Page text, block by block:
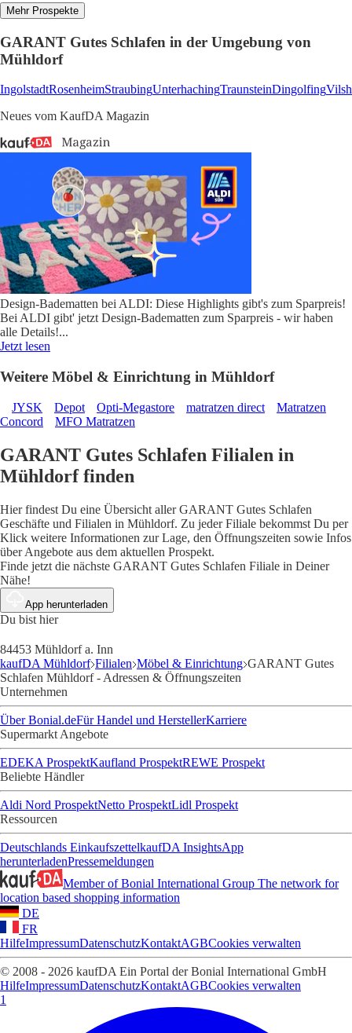
Mehr Prospekte
GARANT Gutes Schlafen in der Umgebung von
Mühldorf
IngolstadtRosenheimStraubingUnterhachingTraunsteinDingolfing
Neues vom KaufDA Magazin
Design-Badematten bei ALDI: Diese Highlights gibt's zum Sparpreis!
Bei ALDI gibt' jetzt Design-Badematten zum Sparpreis - wir haben
alle Details!...
Jetzt lesen
Weitere Möbel & Einrichtung in Mühldorf
JYSK Depot Opti-Megastore matratzen direct
Matratzen
Concord
MFO Matratzen
GARANT Gutes Schlafen Filialen in
Mühldorf finden
Hier findest Du eine Übersicht aller GARANT Gutes Schlafen
Geschäfte und Filialen in Mühldorf. Zu jeder Filiale bekommst Du per
Klick weitere Informationen zur Lage, den Öffnungszeiten sowie Infos
über Angebote aus dem aktuellen Prospekt.
Finde jetzt die nächste GARANT Gutes Schlafen Filiale in Deiner
Nähe!
App herunterladen
Du bist hier
84453 Mühldorf a. Inn
kaufDA Mühldorf Filialen Möbel & Einrichtung GARANT Gutes
Schlafen Mühldorf - Adressen & Öffnungszeiten
Unternehmen
Über Bonial.deFür Handel und HerstellerKarriere
Supermarkt Angebote
EDEKA ProspektKaufland ProspektREWE Prospekt
Beliebte Händler
Aldi Nord ProspektNetto ProspektLidl Prospekt
Ressourcen
Deutschlands EinkaufszettelkaufDA InsightsApp
herunterladenPressemeldungen
Member of Bonial International Group The network for
location based shopping information
DE
FR
HilfeImpressumDatenschutzKontaktAGBCookies verwalten
© 2008 - 2026 kaufDA Ein Portal der Bonial International GmbH
HilfeImpressumDatenschutzKontaktAGBCookies verwalten
1